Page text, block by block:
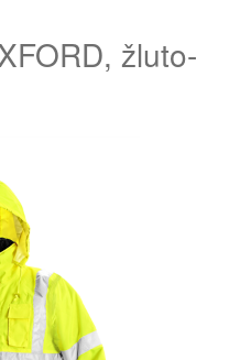
žluto-